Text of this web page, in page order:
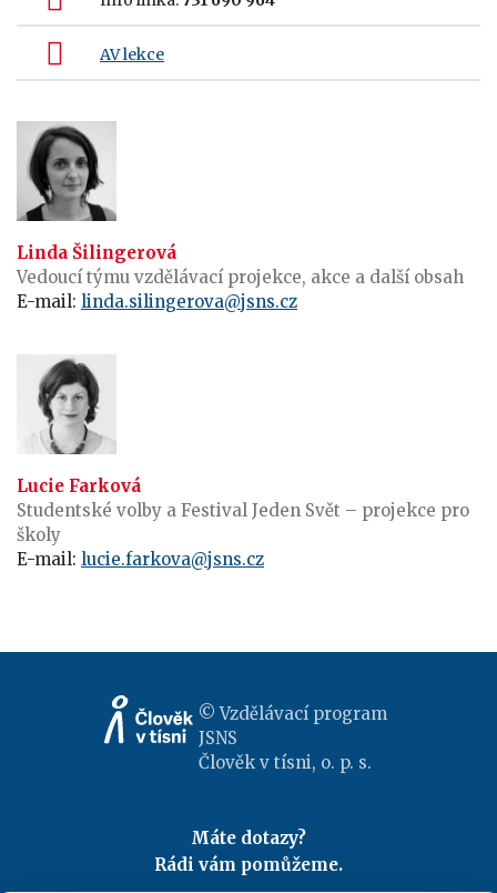
AV lekce
Linda Šilingerová
Vedoucí týmu vzdělávací projekce, akce a další obsah
E-mail: linda.silingerova@jsns.cz
Lucie Farková
Studentské volby a Festival Jeden Svět – projekce pro
školy
E-mail: lucie.farkova@jsns.cz
© Vzdělávací program
JSNS
Člověk v tísni, o. p. s.
Máte dotazy?
Rádi vám pomůžeme.